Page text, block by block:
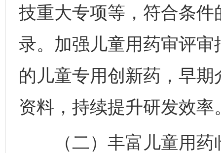
技重大专项等，符合条
录。加强儿童用药审评
的儿童专用创新药，早
资料，持续提升研发效率
（二）丰富儿童用药